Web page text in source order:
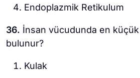
Endoplazmik Retikulum
36. İnsan vücudunda en
bulunur?
Kulak